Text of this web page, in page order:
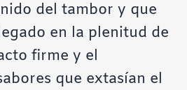
del tambor y que
en la plenitud de
firme y el
que extasían el